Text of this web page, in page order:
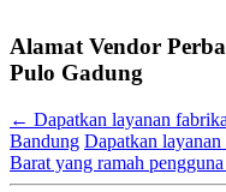
Alamat Vendor
Pulo Gadung
← Dapatkan layanan
Bandung Dapatkan
Barat yang ramah pengguna